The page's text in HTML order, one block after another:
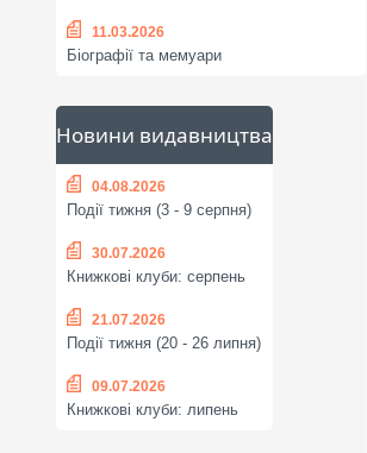
11.03.2026
Біографії та мемуари
Новини видавництва
04.08.2026
Події тижня (3 - 9 серпня)
30.07.2026
Книжкові клуби: серпень
21.07.2026
Події тижня (20 - 26 липня)
09.07.2026
Книжкові клуби: липень